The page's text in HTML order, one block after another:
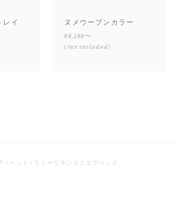
レイ
ヌメウーブンカラー
¥6,160〜
(tax included)
ベッド ラミーリネンスクエアベッド